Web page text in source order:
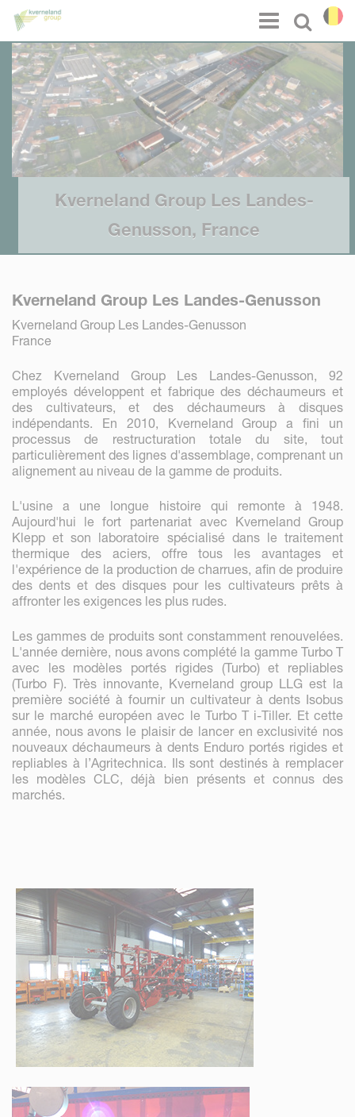
Select
Menu
Kverneland Group Les Landes-
Genusson, France
Kverneland Group Les Landes-Genusson
Kverneland Group Les Landes-Genusson
France
Chez Kverneland Group Les Landes-Genusson, 92
employés développent et fabrique des déchaumeurs et
des cultivateurs, et des déchaumeurs à disques
indépendants. En 2010, Kverneland Group a fini un
processus de restructuration totale du site, tout
particulièrement des lignes d'assemblage, comprenant un
alignement au niveau de la gamme de produits.
L'usine a une longue histoire qui remonte à 1948.
Aujourd'hui le fort partenariat avec Kverneland Group
Klepp et son laboratoire spécialisé dans le traitement
thermique des aciers, offre tous les avantages et
l'expérience de la production de charrues, afin de produire
des dents et des disques pour les cultivateurs prêts à
affronter les exigences les plus rudes.
Les gammes de produits sont constamment renouvelées.
L'année dernière, nous avons complété la gamme Turbo T
avec les modèles portés rigides (Turbo) et repliables
(Turbo F). Très innovante, Kverneland group LLG est la
première société à fournir un cultivateur à dents Isobus
sur le marché européen avec le Turbo T i-Tiller. Et cette
année, nous avons le plaisir de lancer en exclusivité nos
nouveaux déchaumeurs à dents Enduro portés rigides et
repliables à l’Agritechnica. Ils sont destinés à remplacer
les modèles CLC, déjà bien présents et connus des
marchés.
Panneau de gestion des cookies